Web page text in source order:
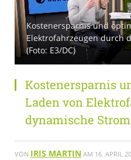
Kostenersparnis und
Elektrofahrzeugen durch
(Foto: E3/DC)
Kostenersparnis
Laden von
dynamische
VON IRIS MARTIN AM 16. APRIL